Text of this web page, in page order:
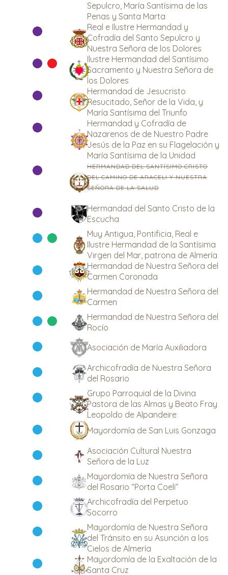
Sepulcro, María Santísima de las
Penas y Santa Marta
Real e Ilustre Hermandad y
Cofradía del Santo Sepulcro y
Nuestra Señora de los Dolores
Ilustre Hermandad del Santísimo
Sacramento y Nuestra Señora de
los Dolores
Hermandad de Jesucristo
Resucitado, Señor de la Vida, y
María Santísima del Triunfo
Hermandad y Cofradía de
Nazarenos de de Nuestro Padre
Jesús de la Paz en su Flagelación y
María Santísima de la Unidad
HERMANDAD DEL SANTÍSIMO CRISTO
DEL CAMINO DE ARACELI Y NUESTRA
SEÑORA DE LA SALUD
Hermandad del Santo Cristo de la
Escucha
Muy Antigua, Pontificia, Real e
Ilustre Hermandad de la Santísima
Virgen del Mar, patrona de Almería
Hermandad de Nuestra Señora del
Carmen Coronada
Hermandad de Nuestra Señora del
Carmen
Hermandad de Nuestra Señora del
Rocío
Asociación de María Auxiliadora
Archicofradía de Nuestra Señora
del Rosario
Grupo Parroquial de la Divina
Pastora de las Almas y Beato Fray
Leopoldo de Alpandeire
Mayordomía de San Luis Gonzaga
Asociación Cultural Nuestra
Señora de la Luz
Mayordomía de Nuestra Señora
del Rosario “Porta Coeli”
Archicofradía del Perpetuo
Socorro
Mayordomía de Nuestra Señora
del Tránsito en su Asunción a los
Cielos de Almería
Mayordomía de la Exaltación de la
Santa Cruz